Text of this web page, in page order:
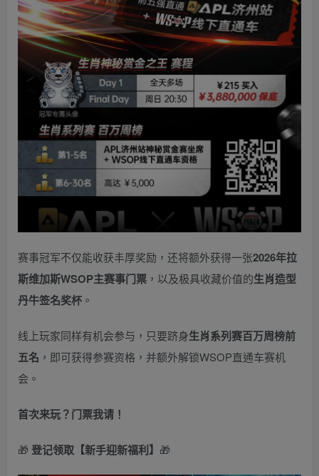
赛事冠军不仅能收获丰厚奖励，还将额外获得一张2026年拉
斯维加斯WSOP主赛事门票 ，以及极具收藏价值的生肖造型
丹牛签名奖杯 。
线上玩家同样有机会参与，只要跻身生肖系列赛百万周榜前
五名 ，即可获得参赛资格，并额外解锁WSOP直通车赛机
会。
首次来玩？门票我请！
🎁 登记领取【新手迎新福利】 🎁